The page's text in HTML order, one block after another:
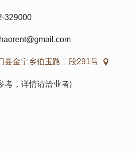
329000
县金宁乡伯玉路二段291号
考，详情请洽业者)